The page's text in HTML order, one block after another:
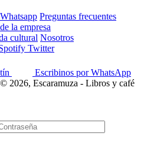
Preguntas frecuentes
la empresa
cultural Nosotros
Twitter
Escribinos por WhatsApp
2026, Escaramuza - Libros y café